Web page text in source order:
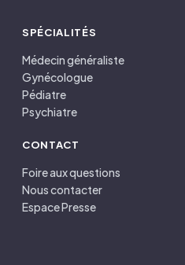
SPÉCIALITÉS
Médecin généraliste
Gynécologue
Pédiatre
Psychiatre
CONTACT
Foire aux questions
Nous contacter
Espace Presse